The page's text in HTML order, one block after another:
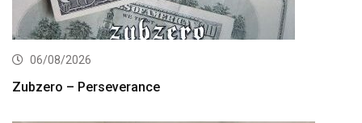
06/08/2026
Zubzero – Perseverance